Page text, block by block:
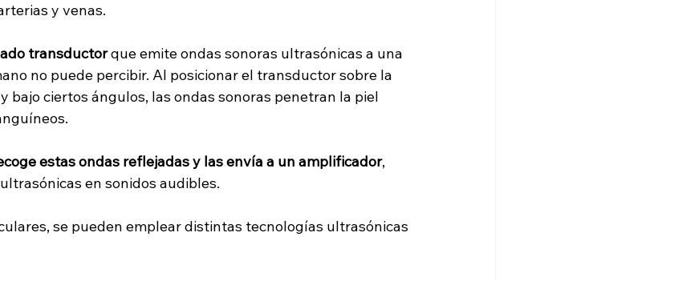
y venas.
transductor que emite ondas sonoras ultrasónicas a una
no puede percibir. Al posicionar el transductor sobre la
bajo ciertos ángulos, las ondas sonoras penetran la piel
estas ondas reflejadas y las envía a un amplificador,
en sonidos audibles.
se pueden emplear distintas tecnologías ultrasónicas